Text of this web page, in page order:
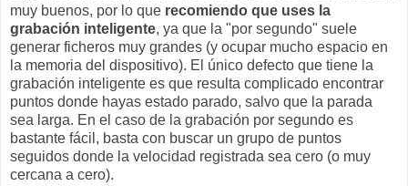
muy buenos, por lo que recomiendo que uses la
grabación inteligente, ya que la "por segundo" suele
generar ficheros muy grandes (y ocupar mucho espacio en
la memoria del dispositivo). El único defecto que tiene la
grabación inteligente es que resulta complicado encontrar
puntos donde hayas estado parado, salvo que la parada
sea larga. En el caso de la grabación por segundo es
bastante fácil, basta con buscar un grupo de puntos
seguidos donde la velocidad registrada sea cero (o muy
cercana a cero).